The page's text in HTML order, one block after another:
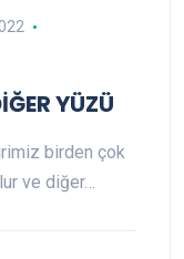
YÜZÜ
birden çok
ve diğer…